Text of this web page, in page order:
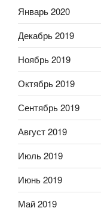
Январь 2020
Декабрь 2019
Ноябрь 2019
Октябрь 2019
Сентябрь 2019
Август 2019
Июль 2019
Июнь 2019
Май 2019